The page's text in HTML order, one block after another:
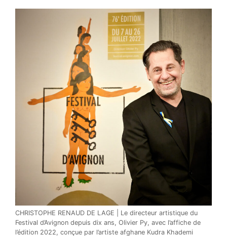
CHRISTOPHE RENAUD DE LAGE | Le directeur artistique du
Festival d’Avignon depuis dix ans, Olivier Py, avec l’affiche de
l’édition 2022, conçue par l’artiste afghane Kudra Khademi